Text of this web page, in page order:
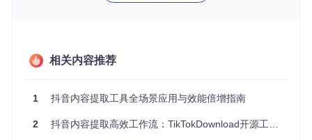
操作
需要专业技术
批量
能力
支持
理
任务队
系统
相关内容推荐
1 抖音内容提取工具全场景应用与效能倍增指南
2 抖音内容提取高效工作流：TikTokDownload开源工具全解析